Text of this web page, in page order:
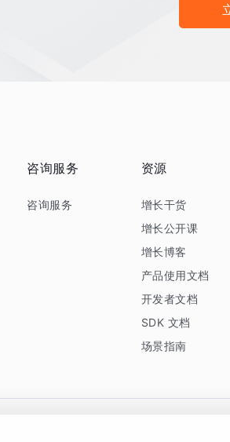
咨询服务
咨询服务
资源
增长干货
增长公开课
增长博客
产品使用文档
开发者文档
SDK 文档
场景指南